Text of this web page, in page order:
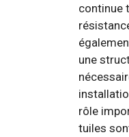
continue
une
rôle
tuiles